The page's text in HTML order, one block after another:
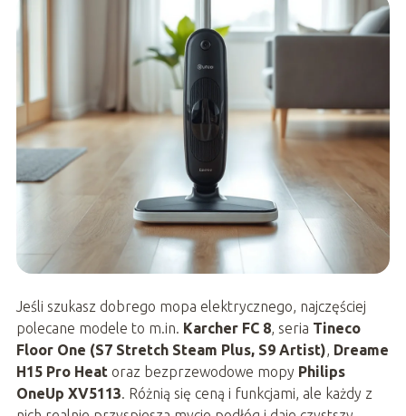
Jeśli szukasz dobrego mopa elektrycznego, najczęściej
polecane modele to m.in. Karcher FC 8, seria Tineco
Floor One (S7 Stretch Steam Plus, S9 Artist) Dreame
H15 Pro Heat oraz bezprzewodowe mopy Philips
OneUp XV5113 . Różnią się ceną i funkcjami, ale każdy z